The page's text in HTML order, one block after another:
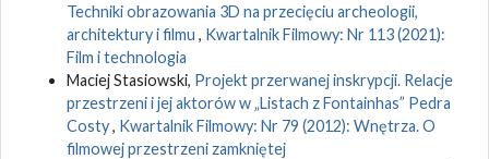
Techniki obrazowania 3D na przecięciu archeologii,
architektury i filmu , Kwartalnik Filmowy: Nr 113 (2021):
Film i technologia
Maciej Stasiowski, Projekt przerwanej inskrypcji. Relacje
przestrzeni i jej aktorów w „Listach z Fontainhas” Pedra
Costy, Kwartalnik Filmowy: Nr 79 (2012): Wnętrza. O
filmowej przestrzeni zamkniętej